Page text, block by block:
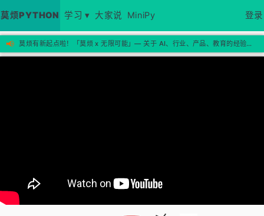
莫烦PYTHON 学习 ▾ 大家说 MiniPy 登录
📢 莫烦有新起点啦！「莫烦 x 无限可能」— 关于 AI、行业、产品、教育的经验思考，欢迎来新站看看 →